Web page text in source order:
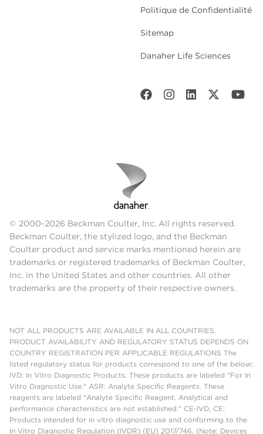
Politique de Confidentialité
Sitemap
Danaher Life Sciences
© 2000-2026 Beckman Coulter, Inc. All rights reserved.
Beckman Coulter, the stylized logo, and the Beckman
Coulter product and service marks mentioned herein are
trademarks or registered trademarks of Beckman Coulter,
Inc. in the United States and other countries. All other
trademarks are the property of their respective owners.
NOT ALL PRODUCTS ARE AVAILABLE IN ALL COUNTRIES.
PRODUCT AVAILABILITY AND REGULATORY STATUS DEPENDS ON
COUNTRY REGISTRATION PER APPLICABLE REGULATIONS The
listed regulatory status for products correspond to one of the below:
IVD: In Vitro Diagnostic Products. These products are labeled "For In
Vitro Diagnostic Use." ASR: Analyte Specific Reagents. These
reagents are labeled "Analyte Specific Reagent. Analytical and
performance characteristics are not established." CE-IVD, CE:
Products intended for in vitro diagnostic use and conforming to the
In Vitro Diagnostic Regulation (IVDR) (EU) 2017/746. (Note: Devices